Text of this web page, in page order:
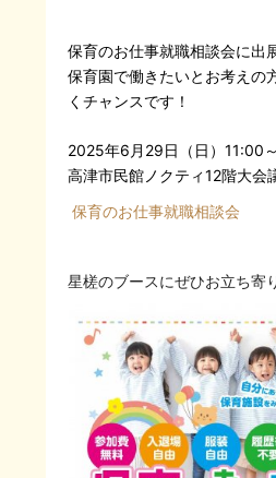
保育のお仕事就職相談会に出
保育園で働きたいとお考えの
くチャンスです！
2025年6月29日（日）11:00
高津市民館ノクティ12階大会
保育のお仕事就職相談会
星槎のブースにぜひお立ち寄